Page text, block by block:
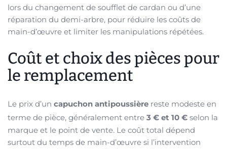
lors du changement de soufflet de cardan ou d’une
réparation du demi-arbre, pour réduire les coûts de
main-d’œuvre et limiter les manipulations répétées.
Coût et choix des pièces pour
le remplacement
Le prix d’un capuchon antipoussière reste modeste en
terme de pièce, généralement entre 3 € et 10 € selon la
marque et le point de vente. Le coût total dépend
surtout du temps de main-d’œuvre si l’intervention